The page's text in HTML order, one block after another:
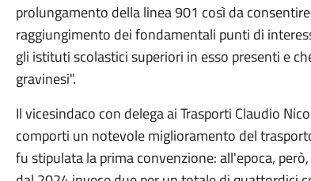
prolungamento della linea 901 così da
raggiungimento dei fondamentali punti di
gli istituti scolastici superiori in esso presenti e
gravinesi".
Il vicesindaco con delega ai Trasporti Claudio
comporti un notevole miglioramento del
fu stipulata la prima convenzione: all'epoca,